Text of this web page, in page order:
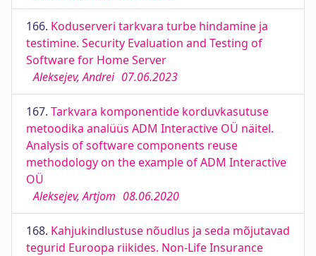
166. Koduserveri tarkvara turbe hindamine ja
testimine. Security Evaluation and Testing of
Software for Home Server
Aleksejev, Andrei 07.06.2023
167. Tarkvara komponentide korduvkasutuse
metoodika analüüs ADM Interactive OÜ näitel.
Analysis of software components reuse
methodology on the example of ADM Interactive
OÜ
Aleksejev, Artjom 08.06.2020
168. Kahjukindlustuse nõudlus ja seda mõjutavad
tegurid Euroopa riikides. Non-Life Insurance